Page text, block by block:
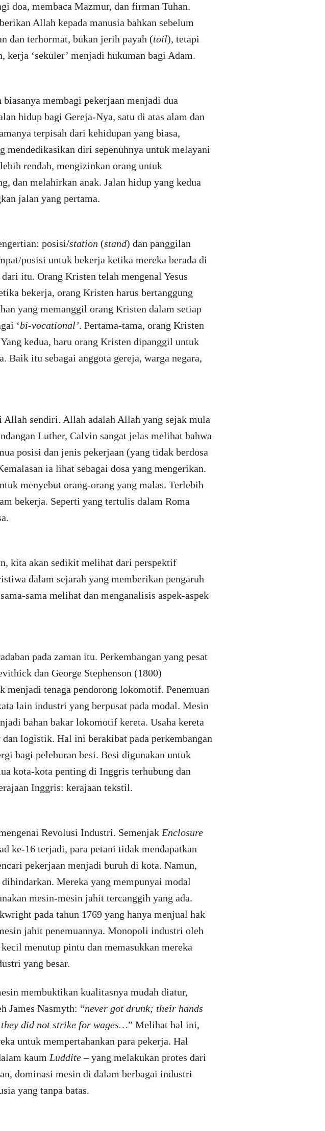
doa, membaca Mazmur, dan firman Tuhan.
Allah kepada manusia bahkan sebelum
dan terhormat, bukan jerih payah (toil), tetapi
kerja ‘sekuler’ menjadi hukuman bagi Adam.
membagi pekerjaan menjadi dua
hidup bagi Gereja-Nya, satu di atas alam dan
terpisah dari kehidupan yang biasa,
mendedikasikan diri sepenuhnya untuk melayani
rendah, mengizinkan orang untuk
dan melahirkan anak. Jalan hidup yang kedua
jalan yang pertama.
posisi/station (stand) dan panggilan
posisi untuk bekerja ketika mereka berada di
itu. Orang Kristen telah mengenal Yesus
bekerja, orang Kristen harus bertanggung
yang memanggil orang Kristen dalam setiap
‘bi-vocational’. Pertama-tama, orang Kristen
kedua, baru orang Kristen dipanggil untuk
Baik itu sebagai anggota gereja, warga negara,
sendiri. Allah adalah Allah yang sejak mula
Luther, Calvin sangat jelas melihat bahwa
posisi dan jenis pekerjaan (yang tidak berdosa
ia lihat sebagai dosa yang mengerikan.
menyebut orang-orang yang malas. Terlebih
bekerja. Seperti yang tertulis dalam Roma
kita akan sedikit melihat dari perspektif
dalam sejarah yang memberikan pengaruh
sama melihat dan menganalisis aspek-aspek
pada zaman itu. Perkembangan yang pesat
dan George Stephenson (1800)
menjadi tenaga pendorong lokomotif. Penemuan
lain industri yang berpusat pada modal. Mesin
bahan bakar lokomotif kereta. Usaha kereta
logistik. Hal ini berakibat pada perkembangan
bagi peleburan besi. Besi digunakan untuk
kota-kota penting di Inggris terhubung dan
Inggris: kerajaan tekstil.
Revolusi Industri. Semenjak Enclosure
ke-16 terjadi, para petani tidak mendapatkan
pekerjaan menjadi buruh di kota. Namun,
Mereka yang mempunyai modal
mesin-mesin jahit tercanggih yang ada.
pada tahun 1769 yang hanya menjual hak
jahit penemuannya. Monopoli industri oleh
menutup pintu dan memasukkan mereka
yang besar.
membuktikan kualitasnya mudah diatur,
James Nasmyth: “never got drunk; their hands
they did not strike for wages…” Melihat hal ini,
untuk mempertahankan para pekerja. Hal
kaum Luddite– yang melakukan protes dari
dominasi mesin di dalam berbagai industri
yang tanpa batas.